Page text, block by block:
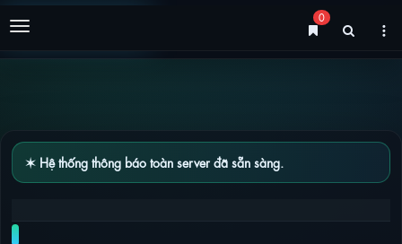
Menu
0
✶ Hệ thống thông báo toàn server đã sẵn sàng.
THÂM KHÔNG BỈ NGẠN TẬP 23 – 24 [VIETSUB]